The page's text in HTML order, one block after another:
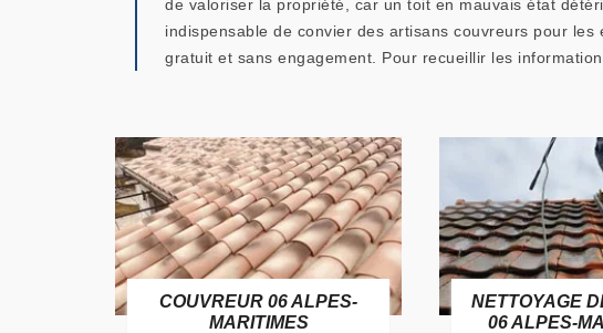
de valoriser la propriété, car un toit en mauvais état
indispensable de convier des artisans couvreurs pour
gratuit et sans engagement. Pour recueillir les
COUVREUR 06 ALPES-
NETTOYAGE DE TOITURE
06 ALPES-MARITIMES